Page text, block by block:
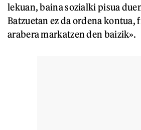
lekuan, baina sozialki pisua
Batzuetan ez da ordena kontua,
arabera markatzen den baizik».